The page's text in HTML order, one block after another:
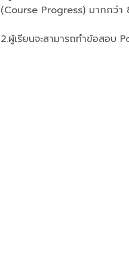
(Course Progress) มากกว่า
2.ผู้เรียนจะสามารถทำข้อสอบ